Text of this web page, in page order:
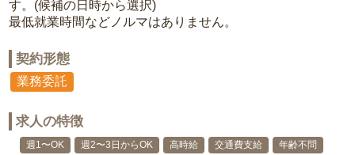
す。(候補の日時から選択)
最低就業時間などノルマはありません。
契約形態
業務委託
求人の特徴
週1〜OK 週2〜3日からOK 高時給 交通費支給
年齢不問